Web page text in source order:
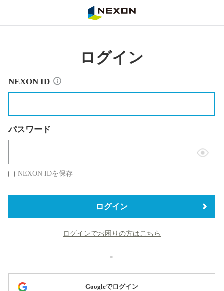
ログイン
NEXON ID
パスワード
表
替
NEXON IDを保存
ログイン
ログインでお困りの方はこちら
Googleでログイン